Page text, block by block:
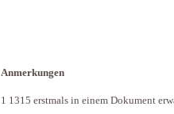
Anmerkungen
1 1315 erstmals in einem Dokument